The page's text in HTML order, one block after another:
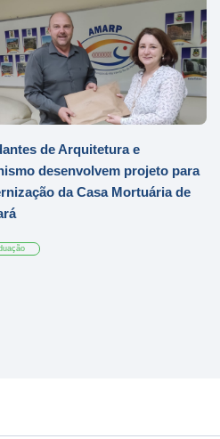
de Arquitetura e
desenvolvem projeto para
da Casa Mortuária de